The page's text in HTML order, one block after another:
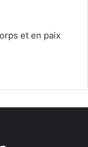
et en paix